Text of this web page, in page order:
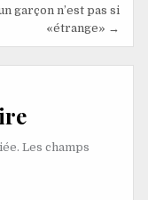
garçon n’est pas si
«étrange» →
Les champs